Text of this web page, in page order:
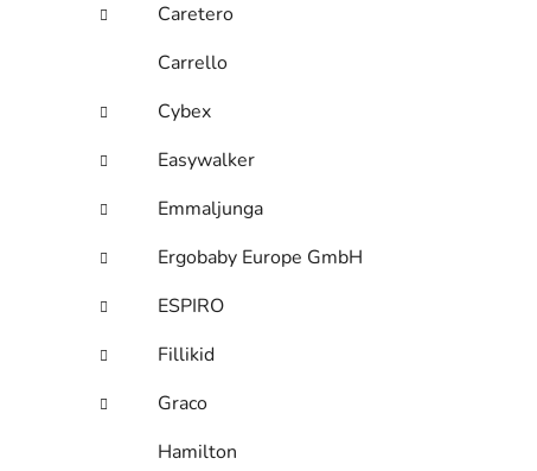
Caretero
Carrello
Cybex
Easywalker
Emmaljunga
Ergobaby Europe GmbH
ESPIRO
Fillikid
Graco
Hamilton